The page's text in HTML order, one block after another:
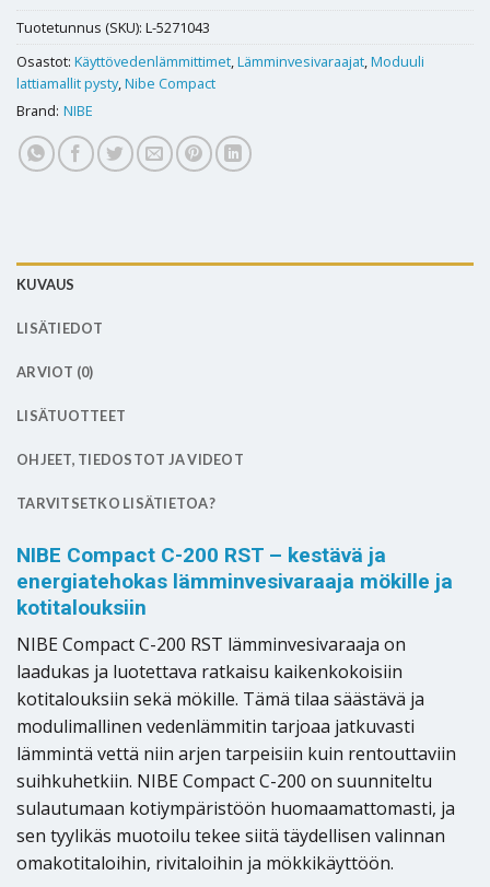
Tuotetunnus (SKU): L-5271043
Osastot: Käyttövedenlämmittimet,Lämminvesivaraajat,Moduuli
lattiamallit pysty,Nibe Compact
Brand: NIBE
KUVAUS
LISÄTIEDOT
ARVIOT (0)
LISÄTUOTTEET
OHJEET, TIEDOSTOT JA VIDEOT
TARVITSETKO LISÄTIETOA?
NIBE Compact C-200 RST – kestävä ja
energiatehokas lämminvesivaraaja mökille ja
kotitalouksiin
NIBE Compact C-200 RST lämminvesivaraaja on
laadukas ja luotettava ratkaisu kaikenkokoisiin
kotitalouksiin sekä mökille. Tämä tilaa säästävä ja
modulimallinen vedenlämmitin tarjoaa jatkuvasti
lämmintä vettä niin arjen tarpeisiin kuin rentouttaviin
suihkuhetkiin. NIBE Compact C-200 on suunniteltu
sulautumaan kotiympäristöön huomaamattomasti, ja
sen tyylikäs muotoilu tekee siitä täydellisen valinnan
omakotitaloihin, rivitaloihin ja mökkikäyttöön.